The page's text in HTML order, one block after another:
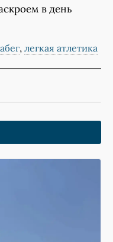
в день
, легкая атлетика